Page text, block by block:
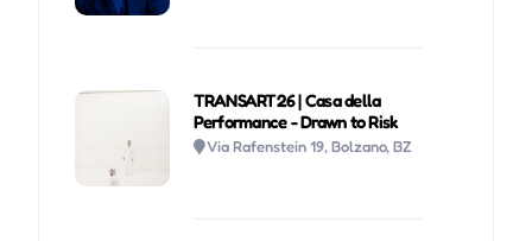
TRANSART26 | Casa della
Performance - Drawn to Risk
Via Rafenstein 19, Bolzano, BZ